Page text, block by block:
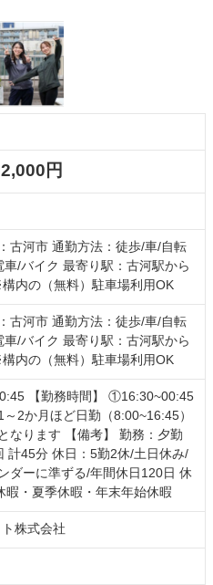
円
古河市 通勤方法：徒歩/車/自転
車/バイク 最寄り駅：古河駅から
内の（無料）駐車場利用OK
古河市 通勤方法：徒歩/車/自転
車/バイク 最寄り駅：古河駅から
内の（無料）駐車場利用OK
【勤務時間】 ①16:30~00:45
2か月ほど日勤（8:00~16:45）
なります 【備考】 勤務：夕勤
計45分 休日：5勤2休/土日休み/
ダーに準ずる/年間休日120日 休
暇・夏季休暇・年末年始休暇
株式会社